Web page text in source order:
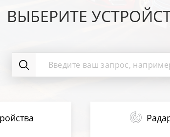
ВЫБЕРИТЕ